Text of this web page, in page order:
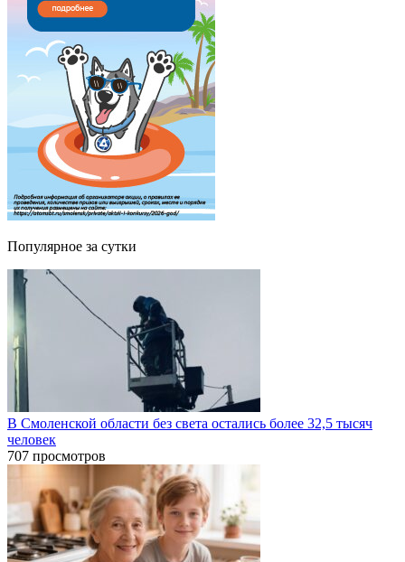
Популярное за сутки
В Смоленской области без света остались более 32,5 тысяч
человек
707 просмотров